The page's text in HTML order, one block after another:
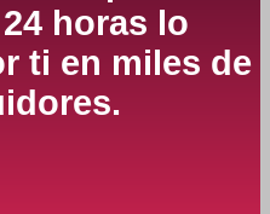
horas lo
ti en miles de